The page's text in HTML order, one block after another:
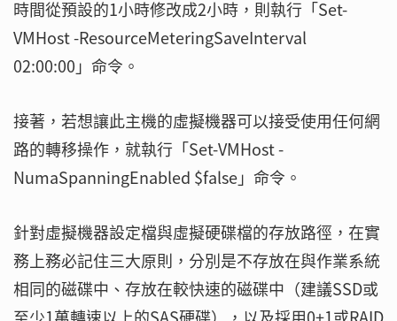
時間從預設的1小時修改成2小時，則執行「Set-
VMHost -ResourceMeteringSaveInterval
02:00:00」命令。
接著，若想讓此主機的虛擬機器可以接受使用任何網
路的轉移操作，就執行「Set-VMHost -
NumaSpanningEnabled $false」命令。
針對虛擬機器設定檔與虛擬硬碟檔的存放路徑，在實
務上務必記住三大原則，分別是不存放在與作業系統
相同的磁碟中、存放在較快速的磁碟中（建議SSD或